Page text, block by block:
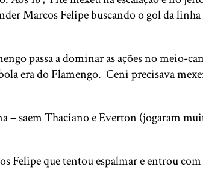
Marcos Felipe buscando o gol da
passa a dominar as ações no meio-
era do Flamengo. Ceni precisava
– saem Thaciano e Everton (jogaram
Felipe que tentou espalmar e entrou